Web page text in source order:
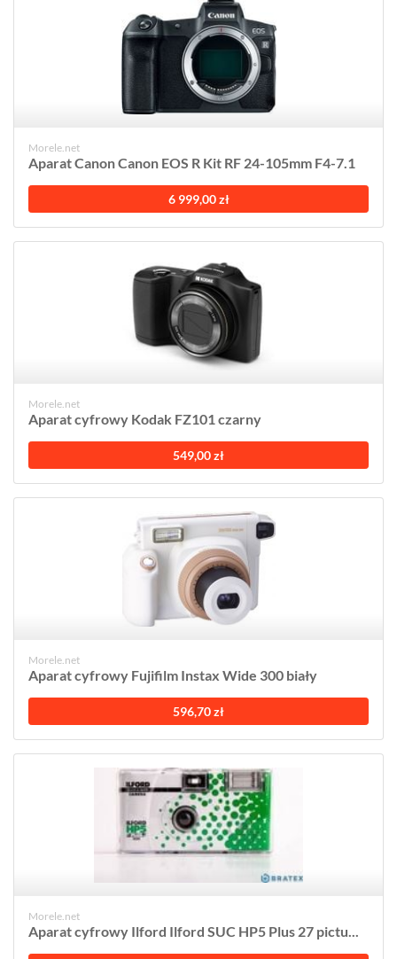
Morele.net
Aparat Canon Canon EOS R Kit RF 24-105mm F4-7.1
6 999,00 zł
Morele.net
Aparat cyfrowy Kodak FZ101 czarny
549,00 zł
Morele.net
Aparat cyfrowy Fujifilm Instax Wide 300 biały
596,70 zł
Morele.net
Aparat cyfrowy Ilford Ilford SUC HP5 Plus 27 pictu...